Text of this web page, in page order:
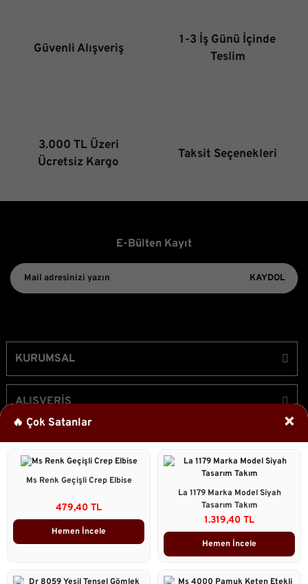
🔥 Çok Satanlar ×
Ms Renk Geçişli Crep Elbise
479,40 TL
Hemen İncele
La 1179 Marka Model Siyah
Tasarım Takım
1.319,40 TL
Hemen İncele
Ürün fiyatı diğer sitelerden daha pahalı.
Güvenli Alışveriş
1-3 İş Günü İçinde
Teslim
3.000 TL Üzeri
Ücretsiz Kargo
Taksit Seçenekleri
E-Bülten Kayıt
KAYDOL
KURUMSAL
ALIŞVERİŞ
ÜYELİK
Bizi Takip Edin!
Kredi kartı bilgileriniz 256bit SSL sertifikası ile korunmaktadır.